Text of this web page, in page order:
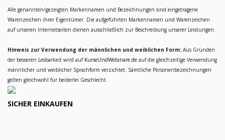
Alle genannten/gezeigten Markennamen und Bezeichnungen sind eingetragene
Warenzeichen ihrer Eigentümer. Die aufgeführten Markennamen und Warenzeichen
auf unseren Internetseiten dienen ausschließlich zur Beschreibung unserer Leistungen.
Hinweis zur Verwendung der männlichen und weiblichen Form: Aus Gründen
der besseren Lesbarkeit wird auf KurseUndWebinare.de auf die gleichzeitige Verwendung
männlicher und weiblicher Sprachform verzichtet. Sämtliche Personenbezeichnungen
gelten gleichwohl für beiderlei Geschlecht.
SICHER EINKAUFEN